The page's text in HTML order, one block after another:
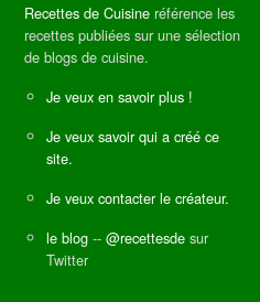
Recettes de Cuisine référence les
recettes publiées sur une sélection
de blogs de cuisine.
Je veux en savoir plus !
Je veux savoir qui a créé ce
site.
Je veux contacter le créateur.
le blog -- @recettesde sur
Twitter